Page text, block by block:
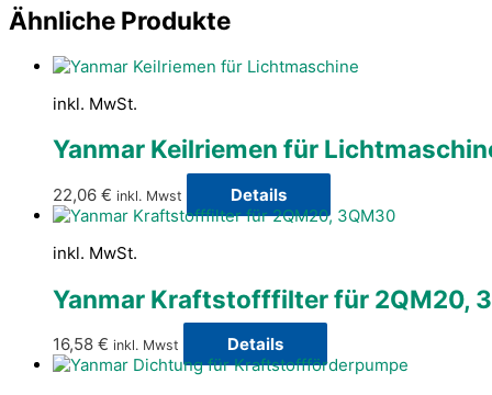
Ähnliche Produkte
inkl. MwSt.
Yanmar Keilriemen für
22,06 € inkl. Mwst Details
inkl. MwSt.
Yanmar Kraftstofffilter für 2QM20,
16,58 € inkl. Mwst Details